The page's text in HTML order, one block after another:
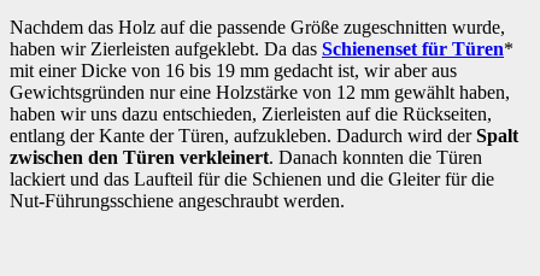
Nachdem das Holz auf die passende Größe zugeschnitten wurde,
haben wir Zierleisten aufgeklebt. Da das Schienenset für Türen*
mit einer Dicke von 16 bis 19 mm gedacht ist, wir aber aus
Gewichtsgründen nur eine Holzstärke von 12 mm gewählt haben,
haben wir uns dazu entschieden, Zierleisten auf die Rückseiten,
entlang der Kante der Türen, aufzukleben. Dadurch wird derSpalt
zwischen den Türen verkleinert. Danach konnten die Türen
lackiert und das Laufteil für die Schienen und die Gleiter für die
Nut-Führungsschiene angeschraubt werden.